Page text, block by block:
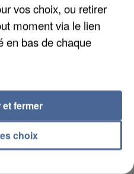
CLIENTS DÉROBÉES À
vos choix, ou retirer
moment via le lien
en bas de chaque
choix
fermer